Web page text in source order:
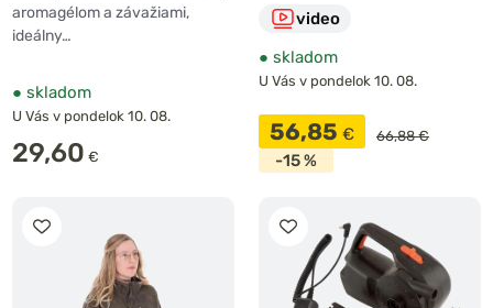
aromagélom a závažiami,
ideálny…
● skladom
U Vás v pondelok 10. 08.
29,60 €
video
● skladom
U Vás v pondelok 10. 08.
56,85 € 66,88 €
-15 %